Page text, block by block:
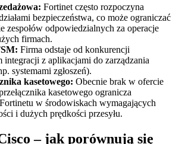
Fortinet często rozpoczyna
bezpieczeństwa, co może ograniczać
zespołów odpowiedzialnych za operacje
firmach.
Firma odstaje od konkurencji
integracji z aplikacjami do zarządzania
systemami zgłoszeń).
kasetowego: Obecnie brak w ofercie
kasetowego ogranicza
w środowiskach wymagających
i dużych prędkości przesyłu.
– jak porównują się